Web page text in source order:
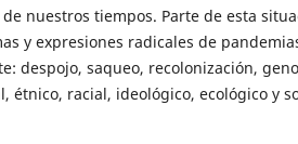
nuestros tiempos. Parte de esta
y expresiones radicales de
despojo, saqueo, recolonización,
étnico, racial, ideológico, ecológico y